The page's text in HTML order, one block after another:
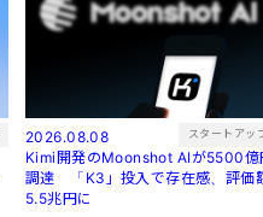
2026.08.08 スタートアッ
Kimi開発のMoonshot AIが5500億
調達 「K3」投入で存在感、評価
5.5兆円に